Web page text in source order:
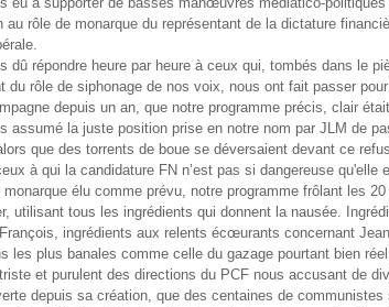
au rôle de monarque du représentant de la dictature
dû répondre heure par heure à ceux qui, tombés dans le
du rôle de siphonage de nos voix, nous ont fait passer
depuis un an, que notre programme précis, clair
assumé la juste position prise en notre nom par JLM de
que des torrents de boue se déversaient devant ce
à qui la candidature FN n’est pas si dangereuse qu'elle
monarque élu comme prévu, notre programme frôlant les
utilisant tous les ingrédients qui donnent la nausée.
ingrédients aux relents écœurants concernant
les plus banales comme celle du gazage pourtant bien
triste et purulent des directions du PCF nous accusant de
depuis sa création, que des centaines de communistes